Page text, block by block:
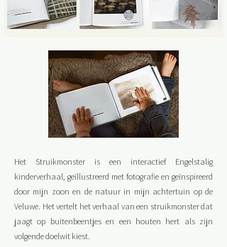
Het Struikmonster is een interactief Engelstalig
kinderverhaal, geïllustreerd met fotografie en geïnspireerd
door mijn zoon en de natuur in mijn achtertuin op de
Veluwe. Het vertelt het verhaal van een struikmonster dat
jaagt op buitenbeentjes en een houten hert als zijn
volgende doelwit kiest.